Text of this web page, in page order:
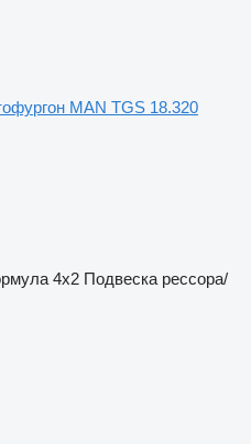
MAN TGS 18.320
4x2 Подвеска рессора/